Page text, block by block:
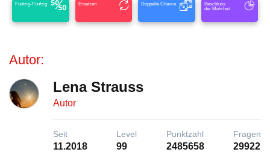
Fünfzig-Fünfzig Ersetzen Doppelte Chance
Beschluss
der Mehrheit
Autor:
Lena Strauss
Autor
Seit
11.2018
Level
99
Punktzahl
2485658
Fragen
29922